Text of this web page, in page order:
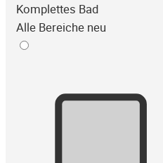
Komplettes Bad
Alle Bereiche neu